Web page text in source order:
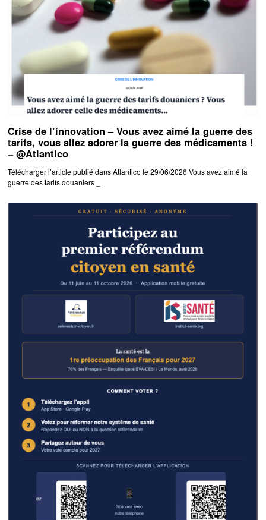
Crise de l’innovation – Vous avez aimé la guerre des
tarifs, vous allez adorer la guerre des médicaments !
– @Atlantico
Télécharger l’article publié dans Atlantico le 29/06/2026 Vous avez aimé la
guerre des tarifs douaniers _